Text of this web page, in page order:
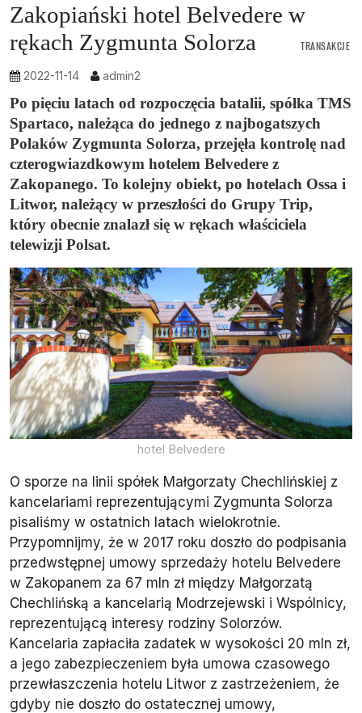
Zakopiański hotel Belvedere w
rękach Zygmunta Solorza
TRANSAKCJE
2022-11-14 admin2
Po pięciu latach od rozpoczęcia batalii, spółka TMS
Spartaco, należąca do jednego z najbogatszych
Polaków Zygmunta Solorza, przejęła kontrolę nad
czterogwiazdkowym hotelem Belvedere z
Zakopanego. To kolejny obiekt, po hotelach Ossa i
Litwor, należący w przeszłości do Grupy Trip,
który obecnie znalazł się w rękach właściciela
telewizji Polsat.
hotel Belvedere
O sporze na linii spółek Małgorzaty Chechlińskiej z
kancelariami reprezentującymi Zygmunta Solorza
pisaliśmy w ostatnich latach wielokrotnie.
Przypomnijmy, że w 2017 roku doszło do podpisania
przedwstępnej umowy sprzedaży hotelu Belvedere
w Zakopanem za 67 mln zł między Małgorzatą
Chechlińską a kancelarią Modrzejewski i Wspólnicy,
reprezentującą interesy rodziny Solorzów.
Kancelaria zapłaciła zadatek w wysokości 20 mln zł,
a jego zabezpieczeniem była umowa czasowego
przewłaszczenia hotelu Litwor z zastrzeżeniem, że
gdyby nie doszło do ostatecznej umowy,